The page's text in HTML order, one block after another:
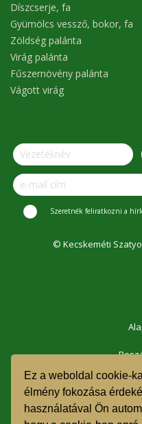
Ez a weboldal cookie-
élmény fokozása
használatával Ön
Díszcserje, fa
Gyümölcs vessző, bokor, fa
Zöldség palánta
Virág palánta
Fűszernövény palánta
Vágott virág
Szeretnék feliratkozni a
© Kecskeméti